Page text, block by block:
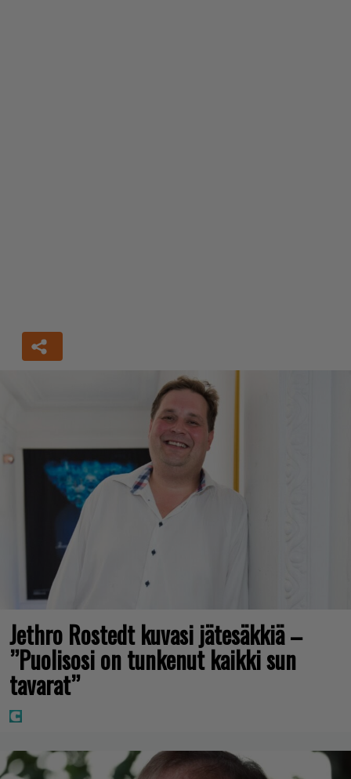
Jethro Rostedt kuvasi jätesäkkiä –
”Puolisosi on tunkenut kaikki sun
tavarat”